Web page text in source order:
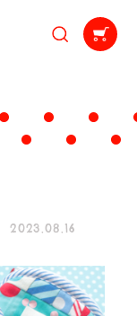
2023.08.16